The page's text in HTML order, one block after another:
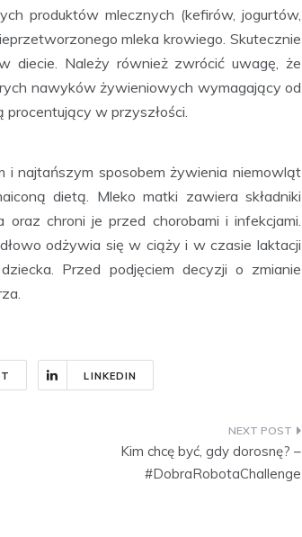
produktów mlecznych (kefirów, jogurtów,
mleka krowiego. Skutecznie
diecie. Należy również zwrócić uwagę, że
nawyków żywieniowych wymagający od
procentujący w przyszłości.
i najtańszym sposobem żywienia niemowląt
dietą. Mleko matki zawiera składniki
chroni je przed chorobami i infekcjami.
odżywia się w ciąży i w czasie laktacji
Przed podjęciem decyzji o zmianie
LINKEDIN
Kim chcę być, gdy dorosnę? –
#DobraRobotaChallenge